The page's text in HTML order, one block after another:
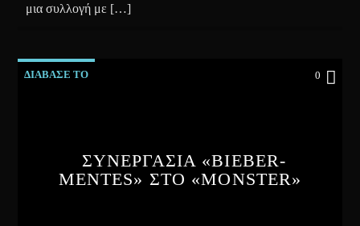
μια συλλογή με […]
ΔΙΑΒΑΣΕ ΤΟ 0
ΣΥΝΕΡΓΑΣΙΑ «BIEBER-
MENTES» ΣΤΟ «MONSTER»